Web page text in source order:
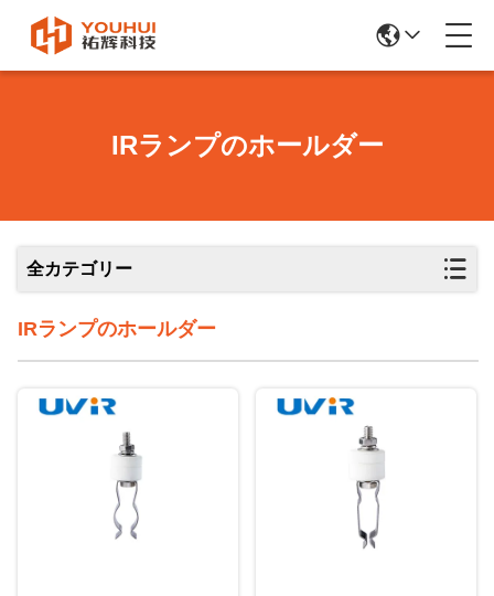
IRランプのホールダー
全カテゴリー
IRランプのホールダー